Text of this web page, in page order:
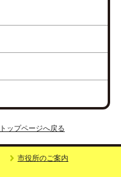
トップページへ戻る
市役所のご案内